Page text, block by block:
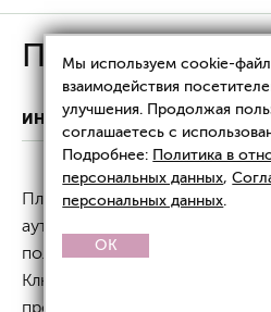
Плазмотерапия
ИНЪЕКЦИОННАЯ
Плазмотерапия Regen Lab
аутологичной
полученной из собственной
Ключевое преимущество –
пробирок с сепарирующим
Мы используем cookie-
взаимодействия
улучшения. Продолжая
соглашаетесь с
Подробнее: Политика в
персональных данных,
персональных данных.
OK